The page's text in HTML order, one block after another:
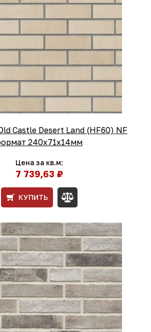
Castle Desert Land (HF60) NF
240x71x14мм
Цена за кв.м:
7 739,63 ₽
КУПИТЬ